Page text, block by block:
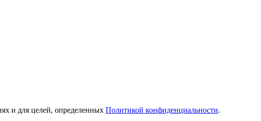
и для целей, определенных Политикой конфиденциальности.